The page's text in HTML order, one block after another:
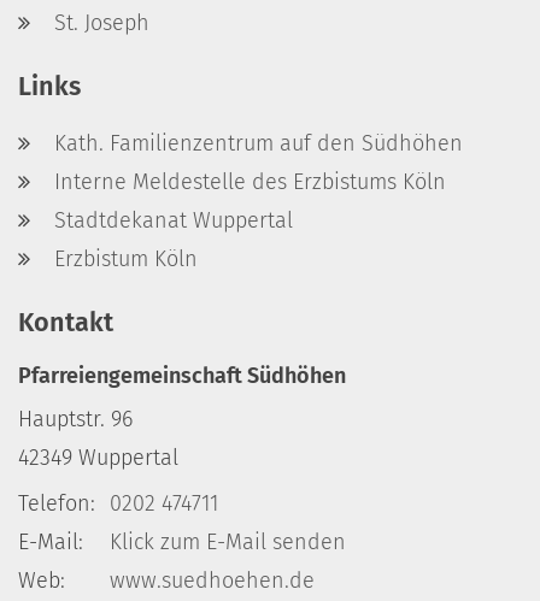
St. Joseph
Links
Kath. Familienzentrum auf den Südhöhen
Interne Meldestelle des Erzbistums Köln
Stadtdekanat Wuppertal
Erzbistum Köln
Kontakt
Pfarreiengemeinschaft Südhöhen
Hauptstr. 96
42349 Wuppertal
Telefon:
0202 474711
E-Mail:
Klick zum E-Mail senden
Web:
www.suedhoehen.de